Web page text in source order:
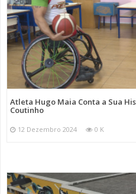
Atleta Hugo Maia Conta a Sua
Coutinho
12 Dezembro 2024 0 K